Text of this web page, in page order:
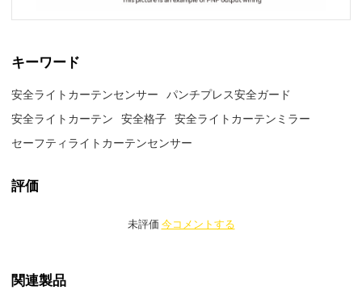
キーワード
安全ライトカーテンセンサー
パンチプレス安全ガード
安全ライトカーテン
安全格子 安全ライトカーテンミラー
セーフティライトカーテンセンサー
評価
未評価 今コメントする
関連製品